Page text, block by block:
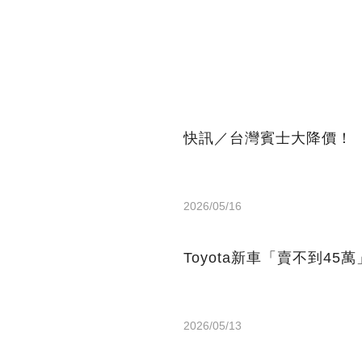
快訊／台灣賓士大降價！
2026/05/16
Toyota新車「賣不到45萬
2026/05/13